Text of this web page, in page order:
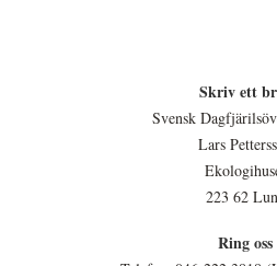
Skriv ett
Svensk
Lars
223 62
Ring oss